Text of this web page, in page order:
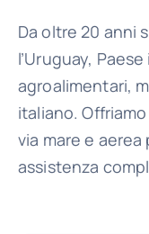
Da oltre 20 anni
l’Uruguay,
agroalimentari,
italiano.
via mare e
assistenza